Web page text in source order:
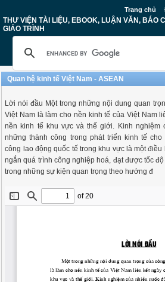
Trang chủ
THƯ VIỆN TÀI LIỆU, EBOOK, LUẬN VĂN, BÁO
GIÁO TRÌNH
Quan hệ kinh tế Việt Nam - ASEAN
Lời nói đầu Một trong những nội dung quan
Việt Nam là làm cho nền kinh tế của Việt Nam
nền kinh tế khu vực và thế giới. Kinh
những thành công trong phát triển kinh tế
công lao động quốc tế trong khu vực là một
ngắn quá trình công nghiệp hoá, đạt được tốc
trong những sự kiện quan trọng theo hướng đ